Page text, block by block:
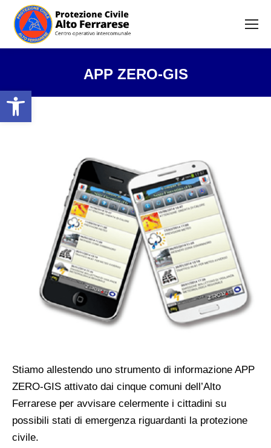
Open toolbar
APP ZERO-GIS
Stiamo allestendo uno strumento di informazione APP
ZERO-GIS attivato dai cinque comuni dell’Alto
Ferrarese per avvisare celermente i cittadini su
possibili stati di emergenza riguardanti la protezione
civile.